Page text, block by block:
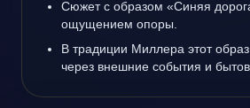
Сюжет с образом «Синяя
ощущением опоры.
В традиции Миллера этот
через внешние события и